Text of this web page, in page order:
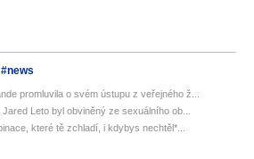
#news
promluvila o svém ústupu z veřejného ž...
Leto byl obviněný ze sexuálního ob...
které tě zchladí, i kdybys nechtěl*...